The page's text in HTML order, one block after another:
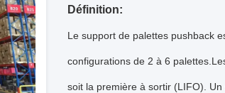
Définition:
Le support de palettes pushback
configurations de 2 à 6
soit la première à sortir (LIFO).